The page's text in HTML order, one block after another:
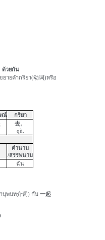
ด้วยกัน
ยายคำกริยา(动词)หรือ
ณ์
กริยา
去。
qù
คำนาม
/สรรพนาม
ฉัน
บุพบท介词) กับ 一起